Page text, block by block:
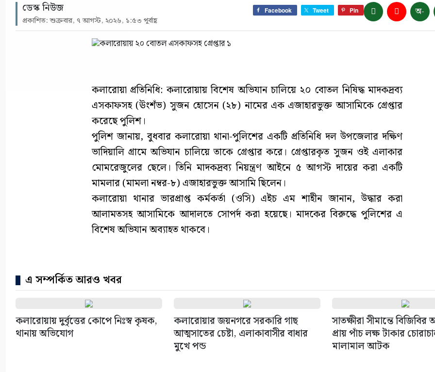
ডেস্ক নিউজ
প্রকাশিত: শুক্রবার, ৭ আগস্ট, ২০২৬, ১:৫৩ পূর্বাহ্ণ
Facebook Tweet Pin অ-
কলারোয়া প্রতিনিধি: কলারোয়ায় বিশেষ অভিযান চালিয়ে ২০ বোতল নিষিদ্ধ মাদকদ্রব্য
এসকাফসহ (ঊংশঁভ) সুজন হোসেন (২৮) নামের এক এজাহারভুক্ত আসামিকে গ্রেপ্তার
করেছে পুলিশ।
পুলিশ জানায়, বুধবার কলারোয়া থানা-পুলিশের একটি প্রতিনিধি দল উপজেলার দক্ষিণ
ভাদিয়ালি গ্রামে অভিযান চালিয়ে তাকে গ্রেপ্তার করে। গ্রেপ্তারকৃত সুজন ওই এলাকার
মোমরেজুলের ছেলে। তিনি মাদকদ্রব্য নিয়ন্ত্রণ আইনে ৫ আগস্ট দায়ের করা একটি
মামলার (মামলা নম্বর-৮) এজাহারভুক্ত আসামি ছিলেন।
কলারোয়া থানার ভারপ্রাপ্ত কর্মকর্তা (ওসি) এইচ এম শাহীন জানান, উদ্ধার করা
আলামতসহ আসামিকে আদালতে সোপর্দ করা হয়েছে। মাদকের বিরুদ্ধে পুলিশের এ
বিশেষ অভিযান অব্যাহত থাকবে।
এ সম্পর্কিত আরও খবর
কলারোয়ায় দুর্বৃত্তের কোপে নিঃস্ব কৃষক,
থানায় অভিযোগ
কলারোয়ার জয়নগরে সরকারি গাছ
আত্মসাতের চেষ্টা, এলাকাবাসীর বাধার
মুখে পন্ড
সাতক্ষীরা সীমান্তে বিজিবির
প্রায় পাঁচ লক্ষ টাকার
মালামাল আটক